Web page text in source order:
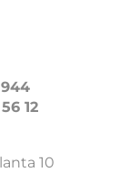
944
12
10